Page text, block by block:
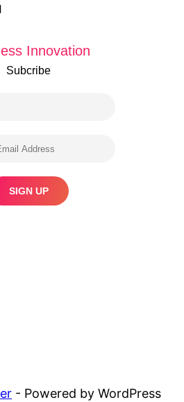
Innovation
Subcribe
- Powered by WordPress